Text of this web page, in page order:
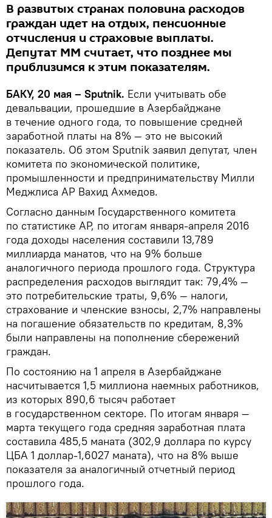
В развитых странах половина расходов
граждан идет на отдых, пенсионные
отчисления и страховые выплаты.
Депутат ММ считает, что позднее мы
приблизимся к этим показателям.
БАКУ, 20 мая – Sputnik. Если учитывать обе
девальвации, прошедшие в Азербайджане
в течение одного года, то повышение средней
заработной платы на 8% — это не высокий
показатель. Об этом Sputnik заявил депутат, член
комитета по экономической политике,
промышленности и предпринимательству Милли
Меджлиса АР Вахид Ахмедов.
Согласно данным Государственного комитета
по статистике АР, по итогам января-апреля 2016
года доходы населения составили 13,789
миллиарда манатов, что на 9% больше
аналогичного периода прошлого года. Структура
распределения расходов выглядит так: 79,4% —
это потребительские траты, 9,6% — налоги,
страхование и членские взносы, 2,7% направлены
на погашение обязательств по кредитам, 8,3%
были направлены на пополнение сбережений
граждан.
По состоянию на 1 апреля в Азербайджане
насчитывается 1,5 миллиона наемных работников,
из которых 890,6 тысяч работает
в государственном секторе. По итогам января —
марта текущего года средняя заработная плата
составила 485,5 маната (302,9 доллара по курсу
ЦБА 1 доллар-1,6027 маната), что на 8% выше
показателя за аналогичный отчетный период
прошлого года.